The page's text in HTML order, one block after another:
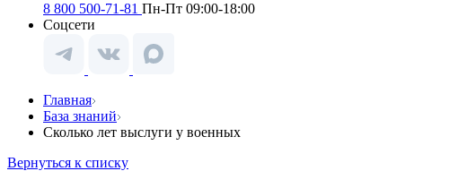
8 800 500-71-81 Пн-Пт 09:00-18:00
Соцсети
Главная
База знаний
Сколько лет выслуги у военных
Вернуться к списку